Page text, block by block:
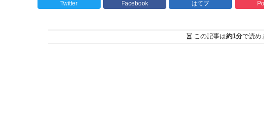
Twitter Facebook はてブ
この記事は約1分で読め